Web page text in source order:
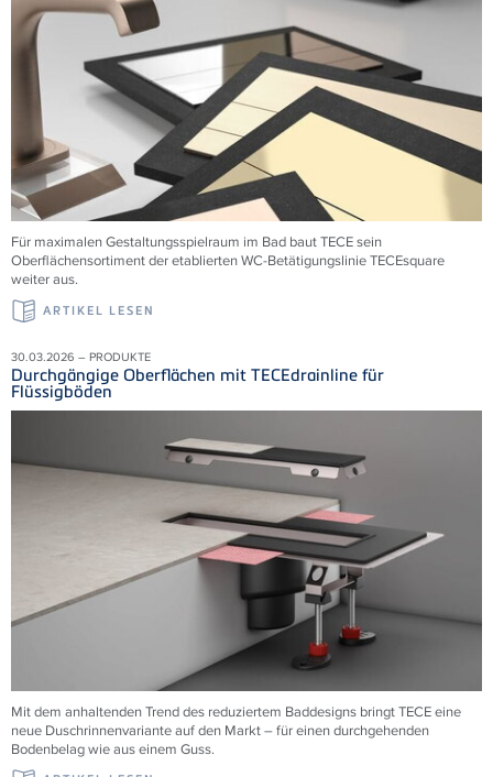
Für maximalen Gestaltungsspielraum im Bad baut TECE sein
Oberflächensortiment der etablierten WC-Betätigungslinie TECEsquare
weiter aus.
ARTIKEL LESEN
30.03.2026 – PRODUKTE
Durchgängige Oberflächen mit TECEdrainline für
Flüssigböden
Mit dem anhaltenden Trend des reduziertem Baddesigns bringt TECE eine
neue Duschrinnenvariante auf den Markt – für einen durchgehenden
Bodenbelag wie aus einem Guss.